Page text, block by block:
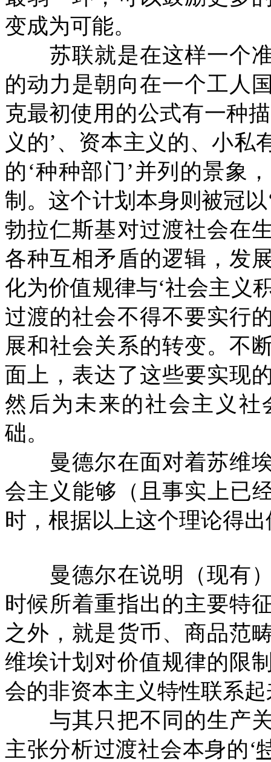
变成为可能。
苏联就是在这样一个准
的动力是朝向在一个工人
克最初使用的公式有一种
义的’、资本主义的、小
的‘种种部门’并列的景象
制。这个计划本身则被冠
勃拉仁斯基对过渡社会在
各种互相矛盾的逻辑，发
化为价值规律与‘社会主义
过渡的社会不得不要实行
展和社会关系的转变。不
面上，表达了这些要实现
然后为未来的社会主义
础。
曼德尔在面对着苏维埃
会主义能够（且事实上已
时，根据以上这个理论得
曼德尔在说明（现有）
时候所着重指出的主要特
之外，就是货币、商品范
维埃计划对价值规律的限
会的非资本主义特性联系
与其只把不同的生产关
主张分析过渡社会本身的‘